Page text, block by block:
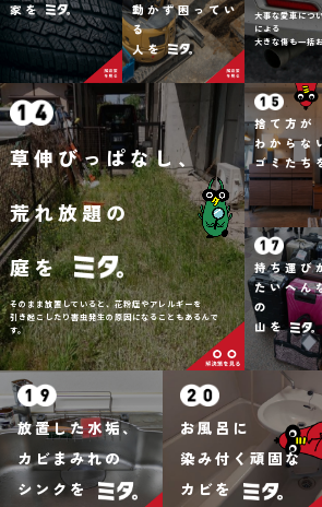
家を
動かず困ってい
る
人を
大事な愛車につ
による
大きな傷も一括
草伸びっぱなし、
荒れ放題の
庭を
そのまま放置していると、花粉症やアレルギーを
引き起こしたり害虫発生の原因になることもあるんで
す。
捨て方が
わからな
ゴミたち
持ち運び
たいへん
の
山を
放置した水垢、
カビまみれの
シンクを
お風呂に
染み付く頑固な
カビを